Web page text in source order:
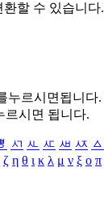
할 수 있습니다.
누르시면됩니다.
르시면 됩니다.
ㅺ ㅻ ㅼ ㅽ ㅾ ㅿ
ζ η θ ι κ λ μ ν ξ ο π